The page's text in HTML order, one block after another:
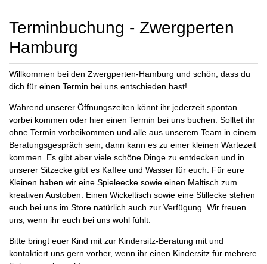
Terminbuchung - Zwergperten
Hamburg
Willkommen bei den Zwergperten-Hamburg und schön, dass du
dich für einen Termin bei uns entschieden hast!
Während unserer Öffnungszeiten könnt ihr jederzeit spontan
vorbei kommen oder hier einen Termin bei uns buchen. Solltet ihr
ohne Termin vorbeikommen und alle aus unserem Team in einem
Beratungsgespräch sein, dann kann es zu einer kleinen Wartezeit
kommen. Es gibt aber viele schöne Dinge zu entdecken und in
unserer Sitzecke gibt es Kaffee und Wasser für euch. Für eure
Kleinen haben wir eine Spieleecke sowie einen Maltisch zum
kreativen Austoben. Einen Wickeltisch sowie eine Stillecke stehen
euch bei uns im Store natürlich auch zur Verfügung. Wir freuen
uns, wenn ihr euch bei uns wohl fühlt.
Bitte bringt euer Kind mit zur Kindersitz-Beratung mit und
kontaktiert uns gern vorher, wenn ihr einen Kindersitz für mehrere